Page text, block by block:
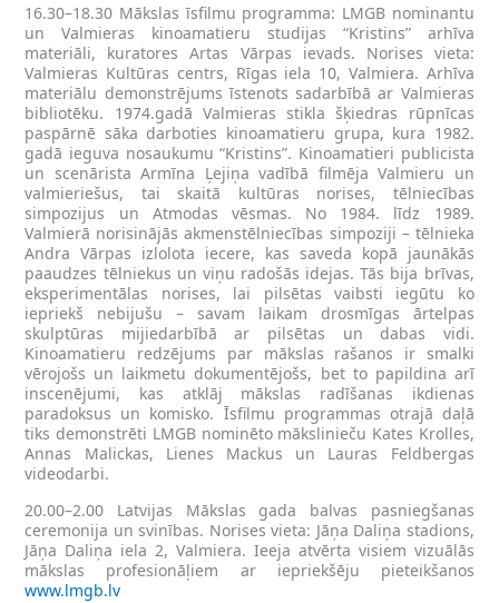
16.30–18.30 Mākslas īsfilmu programma: LMGB nominantu
un Valmieras kinoamatieru studijas “Kristins” arhīva
materiāli, kuratores Artas Vārpas ievads. Norises vieta:
Valmieras Kultūras centrs, Rīgas iela 10, Valmiera. Arhīva
materiālu demonstrējums īstenots sadarbībā ar Valmieras
bibliotēku. 1974.gadā Valmieras stikla šķiedras rūpnīcas
paspārnē sāka darboties kinoamatieru grupa, kura 1982.
gadā ieguva nosaukumu “Kristins”. Kinoamatieri publicista
un scenārista Armīna Ļejiņa vadībā filmēja Valmieru un
valmieriešus, tai skaitā kultūras norises, tēlniecības
simpozijus un Atmodas vēsmas. No 1984. līdz 1989.
Valmierā norisinājās akmenstēlniecības simpoziji – tēlnieka
Andra Vārpas izlolota iecere, kas saveda kopā jaunākās
paaudzes tēlniekus un viņu radošās idejas. Tās bija brīvas,
eksperimentālas norises, lai pilsētas vaibsti iegūtu ko
iepriekš nebijušu – savam laikam drosmīgas ārtelpas
skulptūras mijiedarbībā ar pilsētas un dabas vidi.
Kinoamatieru redzējums par mākslas rašanos ir smalki
vērojošs un laikmetu dokumentējošs, bet to papildina arī
inscenējumi, kas atklāj mākslas radīšanas ikdienas
paradoksus un komisko. Īsfilmu programmas otrajā daļā
tiks demonstrēti LMGB nominēto mākslinieču Kates Krolles,
Annas Malickas, Lienes Mackus un Lauras Feldbergas
videodarbi.
20.00–2.00 Latvijas Mākslas gada balvas pasniegšanas
ceremonija un svinības. Norises vieta: Jāņa Daliņa stadions,
Jāņa Daliņa iela 2, Valmiera. Ieeja atvērta visiem vizuālās
mākslas profesionāļiem ar iepriekšēju pieteikšanos
www.lmgb.lv